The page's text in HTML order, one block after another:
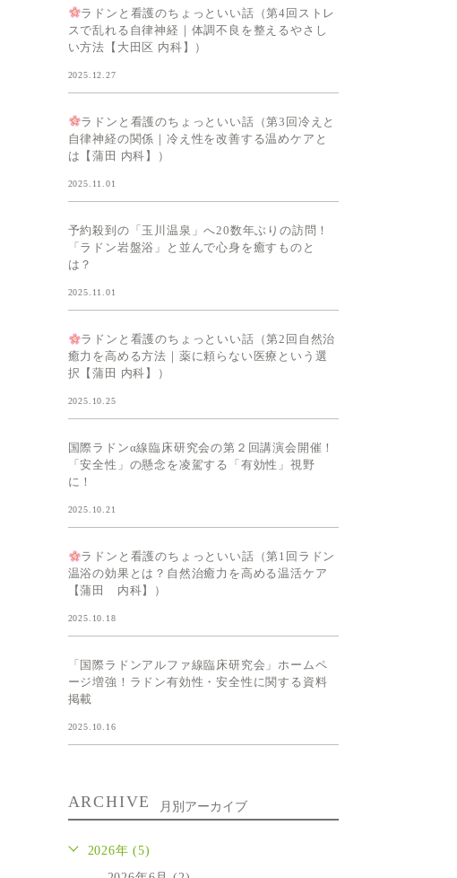
ラドンと看護のちょっといい話（第4回ストレ
スで乱れる自律神経｜体調不良を整えるやさし
い方法【大田区 内科】）
2025.12.27
ラドンと看護のちょっといい話（第3回冷えと
自律神経の関係｜冷え性を改善する温めケアと
は【蒲田 内科】）
2025.11.01
予約殺到の「玉川温泉」へ20数年ぶりの訪問！
「ラドン岩盤浴」と並んで心身を癒すものと
は？
2025.11.01
ラドンと看護のちょっといい話（第2回自然治
癒力を高める方法｜薬に頼らない医療という選
択【蒲田 内科】）
2025.10.25
国際ラドンα線臨床研究会の第２回講演会開催！
「安全性」の懸念を凌駕する「有効性」視野
に！
2025.10.21
ラドンと看護のちょっといい話（第1回ラドン
温浴の効果とは？自然治癒力を高める温活ケア
【蒲田 内科】）
2025.10.18
「国際ラドンアルファ線臨床研究会」ホームペ
ージ増強！ラドン有効性・安全性に関する資料
掲載
2025.10.16
ARCHIVE 月別アーカイブ
2026年 (5)